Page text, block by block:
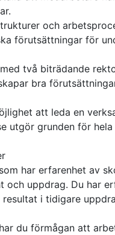
och
förutsättningar för
två biträdande
bra
att leda en
utgör grunden för
har erfarenhet av
och uppdrag. Du har
i tidigare
du förmågan att